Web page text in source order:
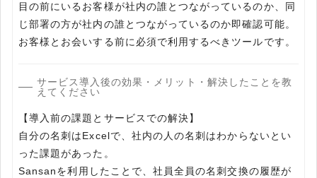
目の前にいるお客様が社内の誰とつながっているのか、同
じ部署の方が社内の誰とつながっているのか即確認可能。
お客様とお会いする前に必須で利用するべきツールです。
サービス導入後の効果・メリット・解決したことを教
えてください
【導入前の課題とサービスでの解決】
自分の名刺はExcelで、社内の人の名刺はわからないとい
った課題があった。
Sansanを利用したことで、社員全員の名刺交換の履歴が